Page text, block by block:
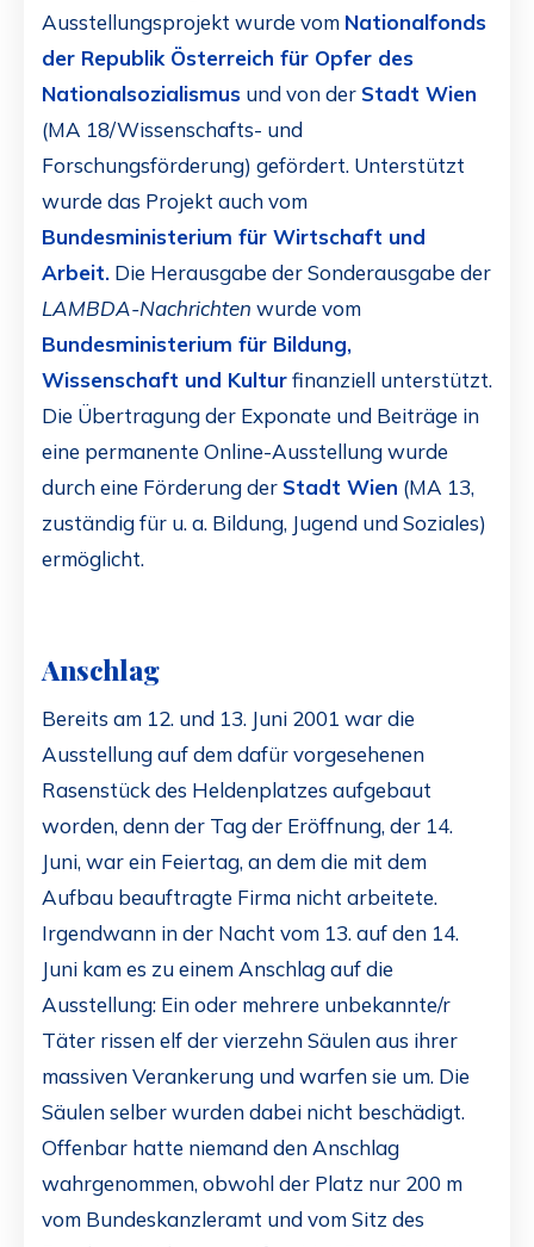
Ausstellungsprojekt wurde vom Nationalfonds
der Republik Österreich für Opfer des
Nationalsozialismus und von der Stadt Wien
(MA 18/Wissenschafts- und
Forschungsförderung) gefördert. Unterstützt
wurde das Projekt auch vom
Bundesministerium für Wirtschaft und
Arbeit. Die Herausgabe der Sonderausgabe der
LAMBDA-Nachrichten wurde vom
Bundesministerium für Bildung,
Wissenschaft und Kulturfinanziell unterstützt.
Die Übertragung der Exponate und Beiträge in
eine permanente Online-Ausstellung wurde
durch eine Förderung der Stadt Wien (MA 13,
zuständig für u. a. Bildung, Jugend und Soziales)
ermöglicht.
Anschlag
Bereits am 12. und 13. Juni 2001 war die
Ausstellung auf dem dafür vorgesehenen
Rasenstück des Heldenplatzes aufgebaut
worden, denn der Tag der Eröffnung, der 14.
Juni, war ein Feiertag, an dem die mit dem
Aufbau beauftragte Firma nicht arbeitete.
Irgendwann in der Nacht vom 13. auf den 14.
Juni kam es zu einem Anschlag auf die
Ausstellung: Ein oder mehrere unbekannte/r
Täter rissen elf der vierzehn Säulen aus ihrer
massiven Verankerung und warfen sie um. Die
Säulen selber wurden dabei nicht beschädigt.
Offenbar hatte niemand den Anschlag
wahrgenommen, obwohl der Platz nur 200 m
vom Bundeskanzleramt und vom Sitz des